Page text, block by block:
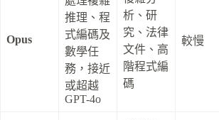
Opus
推理、程
式編碼及
數學任
務，接近
或超越
GPT-4o
析、研
究、法律
文件、高
階程式編
碼
較慢